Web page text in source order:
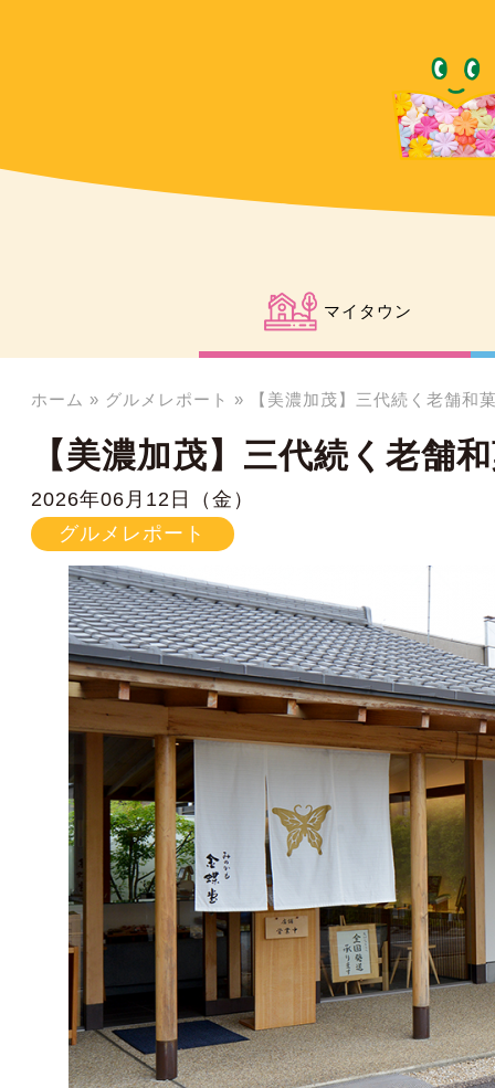
マイタウン
ホーム » グルメレポート » 【美濃加茂】三代続く老舗
【美濃加茂】三代続く老
2026年06月12日（金）
グルメレポート